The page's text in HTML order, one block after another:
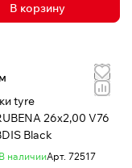
В корзину
tyre
26x2,00 V76
Black
В наличииАрт. 72517